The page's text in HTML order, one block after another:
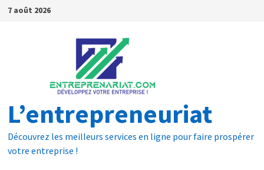
7 août 2026
L’entrepreneuriat
Découvrez les meilleurs services en ligne pour faire prospérer
votre entreprise !